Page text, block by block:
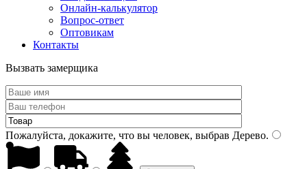
Онлайн-калькулятор
Вопрос-ответ
Оптовикам
Контакты
Вызвать замерщика
Пожалуйста, докажите, что вы человек, выбрав Дерево.